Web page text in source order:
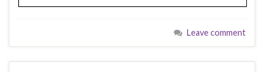
Leave comment